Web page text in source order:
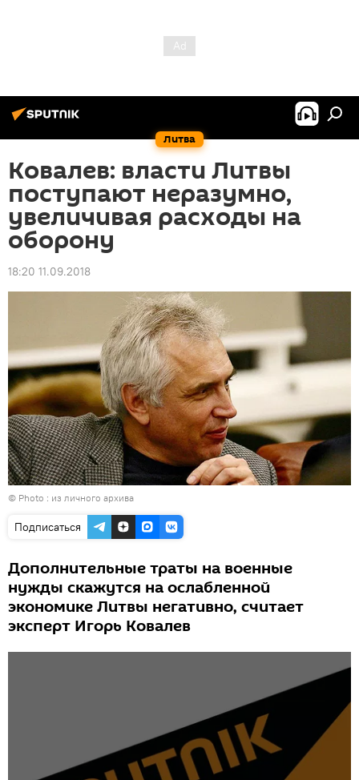
Литва
Ковалев: власти Литвы
поступают неразумно,
увеличивая расходы на
оборону
18:20 11.09.2018
© Photo : из личного архива
Подписаться
Дополнительные траты на военные
нужды скажутся на ослабленной
экономике Литвы негативно, считает
эксперт Игорь Ковалев